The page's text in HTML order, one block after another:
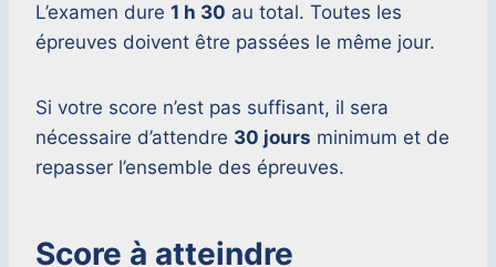
L’examen dure 1 h 30 au total. Toutes les
épreuves doivent être passées le même jour.
Si votre score n’est pas suffisant, il sera
nécessaire d’attendre 30 jours minimum et de
repasser l’ensemble des épreuves.
Score à atteindre